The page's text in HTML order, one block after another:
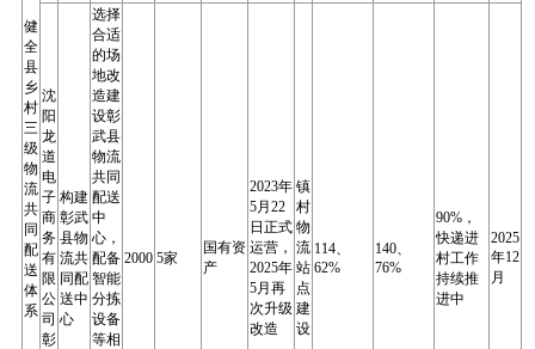
健
全
县
乡
村
三
级
物
流
共
同
配
送
体
系
沈
阳
龙
道
电
子
商
务
有
限
公
司
彰
构建
彰武
县物
流共
同配
送中
心
选择
合适
的场
地改
造建
设彰
武县
物流
共同
配送
中
心，
配备
智能
分拣
设备
等相
2000 5家
国有资
产
2023年
5月22
日正式
运营，
2025年
5月再
次升级
改造
镇
村
物
流
站
点
建
设
114、
62%
140、
76%
90%，
快递进
村工作
持续推
进中
2025
年12
月